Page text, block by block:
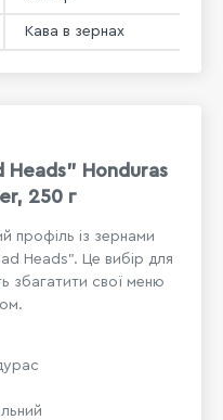
Heads" Honduras
250 г
профіль із зернами
Heads". Це вибір для
збагатити свої меню
Кава в зернах